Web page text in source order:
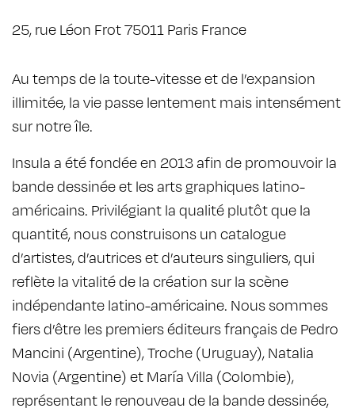
25, rue Léon Frot 75011 Paris France
Au temps de la toute-vitesse et de l’expansion
illimitée, la vie passe lentement mais intensément
sur notre île.
Insula a été fondée en 2013 afin de promouvoir la
bande dessinée et les arts graphiques latino-
américains. Privilégiant la qualité plutôt que la
quantité, nous construisons un catalogue
d’artistes, d’autrices et d’auteurs singuliers, qui
reflète la vitalité de la création sur la scène
indépendante latino-américaine. Nous sommes
fiers d’être les premiers éditeurs français de Pedro
Mancini (Argentine), Troche (Uruguay), Natalia
Novia (Argentine) et María Villa (Colombie),
représentant le renouveau de la bande dessinée,